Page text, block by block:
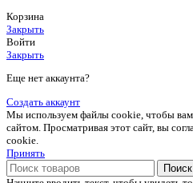
Корзина
Закрыть
Войти
Закрыть
Еще нет аккаунта?
Создать аккаунт
Мы используем файлы cookie, чтобы
сайтом. Просматривая этот сайт, вы
cookie.
Принять
Поиск